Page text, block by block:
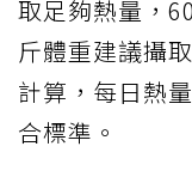
取足夠熱量，
斤體重建議攝
計算，每日熱
合標準。